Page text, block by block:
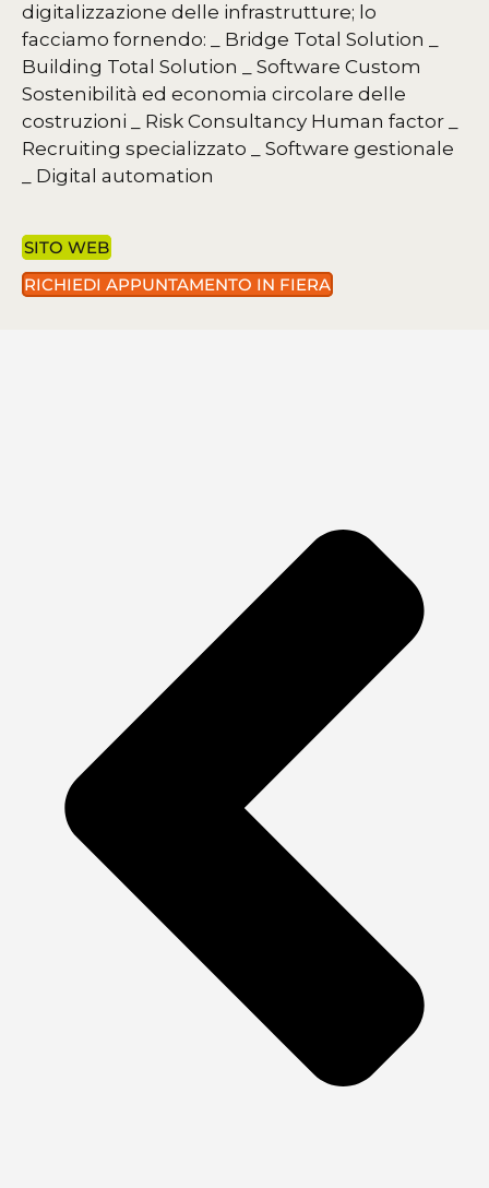
digitalizzazione delle infrastrutture; lo
facciamo fornendo: _ Bridge Total Solution
Building Total Solution _ Software Custom
Sostenibilità ed economia circolare delle
costruzioni _ Risk Consultancy Human factor
Recruiting specializzato _ Software gestionale
_ Digital automation
SITO WEB
RICHIEDI APPUNTAMENTO IN FIERA